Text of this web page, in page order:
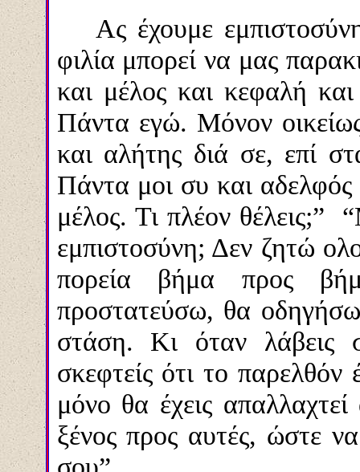
Ας έχουμε
φιλία μπορεί να μας
και μέλος και κεφαλή
Πάντα εγώ. Μόνον
και αλήτης διά σε, επί
Πάντα μοι συ και αδελφός
μέλος. Τι πλέον θέλεις;”
εμπιστοσύνη; Δεν ζητώ
πορεία βήμα προς
προστατεύσω, θα
στάση. Κι όταν
σκεφτείς ότι το
μόνο θα έχεις
ξένος προς αυτές, ώστε να